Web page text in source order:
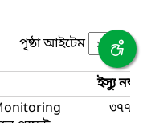
পৃষ্ঠা আইটেম
ইস্যু নম্বর
৩৭৭